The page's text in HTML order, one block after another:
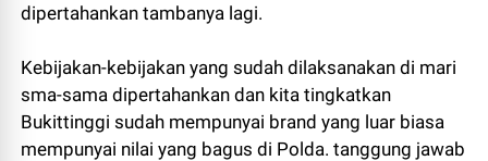
dipertahankan tambanya lagi.
Kebijakan-kebijakan yang sudah dilaksanakan di mari
sma-sama dipertahankan dan kita tingkatkan
Bukittinggi sudah mempunyai brand yang luar biasa
mempunyai nilai yang bagus di Polda. tanggung jawab